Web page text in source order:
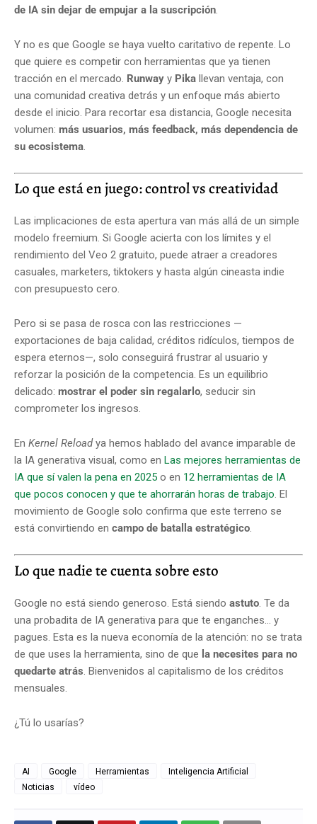
de IA sin dejar de empujar a la suscripción.
Y no es que Google se haya vuelto caritativo de repente. Lo
que quiere es competir con herramientas que ya tienen
tracción en el mercado. Runway y Pika llevan ventaja, con
una comunidad creativa detrás y un enfoque más abierto
desde el inicio. Para recortar esa distancia, Google necesita
volumen: más usuarios, más feedback, más dependencia de
su ecosistema.
Lo que está en juego: control vs creatividad
Las implicaciones de esta apertura van más allá de un simple
modelo freemium. Si Google acierta con los límites y el
rendimiento del Veo 2 gratuito, puede atraer a creadores
casuales, marketers, tiktokers y hasta algún cineasta indie
con presupuesto cero.
Pero si se pasa de rosca con las restricciones —
exportaciones de baja calidad, créditos ridículos, tiempos de
espera eternos—, solo conseguirá frustrar al usuario y
reforzar la posición de la competencia. Es un equilibrio
delicado: mostrar el poder sin regalarlo, seducir sin
comprometer los ingresos.
En Kernel Reload ya hemos hablado del avance imparable de
la IA generativa visual, como en Las mejores herramientas de
IA que sí valen la pena en 2025 o en 12 herramientas de IA
que pocos conocen y que te ahorrarán horas de trabajo. El
movimiento de Google solo confirma que este terreno se
está convirtiendo en campo de batalla estratégico.
Lo que nadie te cuenta sobre esto
Google no está siendo generoso. Está siendo astuto. Te da
una probadita de IA generativa para que te enganches… y
pagues. Esta es la nueva economía de la atención: no se trata
de que uses la herramienta, sino de que la necesites para no
quedarte atrás. Bienvenidos al capitalismo de los créditos
mensuales.
¿Tú lo usarías?
AI Google Herramientas
Inteligencia Artificial
Noticias
vídeo